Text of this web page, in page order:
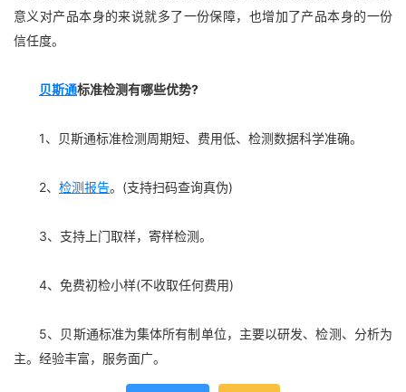
意义对产品本身的来说就多了一份保障，也增加了产品本身的一份
信任度。
贝斯通标准检测有哪些优势?
1、贝斯通标准检测周期短、费用低、检测数据科学准确。
2、 检测报告。(支持扫码查询真伪)
3、支持上门取样，寄样检测。
4、免费初检小样(不收取任何费用)
5、贝斯通标准为集体所有制单位，主要以研发、检测、分析为
主。经验丰富，服务面广。